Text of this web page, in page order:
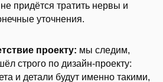
придётся тратить нервы и
уточнения.
проекту: мы следим,
строго по дизайн-проекту:
и детали будут именно такими,